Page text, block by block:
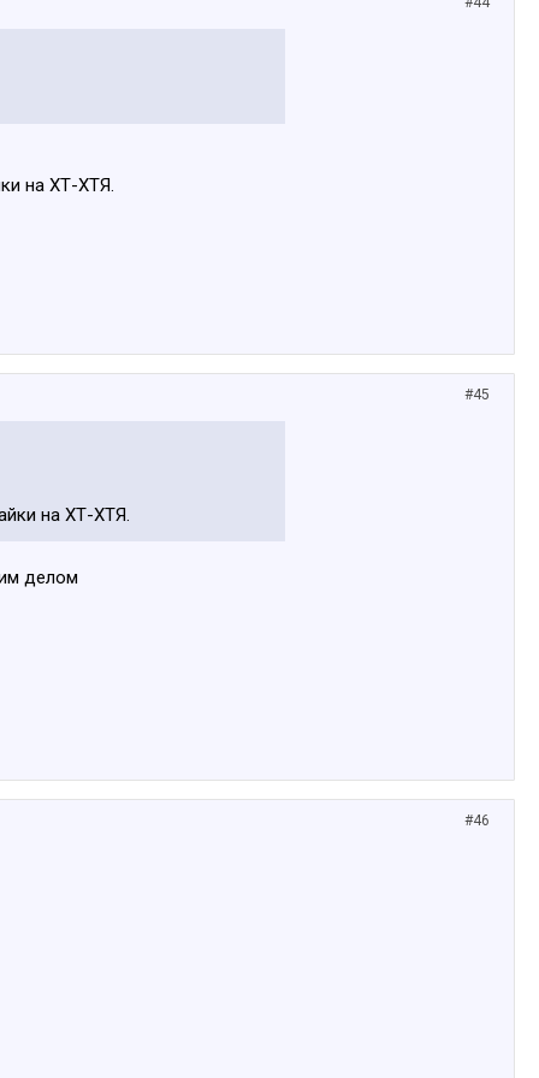
на ХТ-ХТЯ.
#45
на ХТ-ХТЯ.
делом
#46